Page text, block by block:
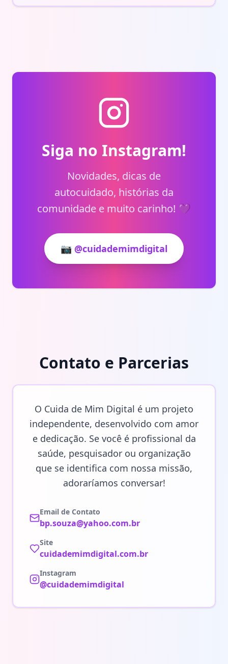
Siga no Instagram!
Novidades, dicas de
autocuidado, histórias da
comunidade e muito carinho! 💜
📷 @cuidademimdigital
Contato e Parcerias
O Cuida de Mim Digital é um projeto
independente, desenvolvido com amor
e dedicação. Se você é profissional da
saúde, pesquisador ou organização
que se identifica com nossa missão,
adoraríamos conversar!
Email de Contato
bp.souza@yahoo.com.br
Site
cuidademimdigital.com.br
Instagram
@cuidademimdigital